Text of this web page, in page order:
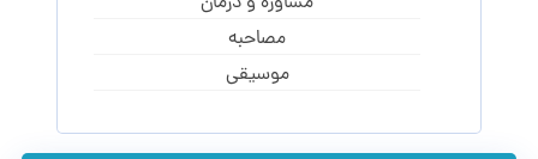
مصاحبه
موسیقی